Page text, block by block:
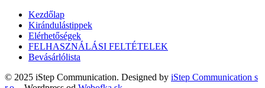
Kezdőlap
Kirándulástippek
Elérhetőségek
FELHASZNÁLÁSI FELTÉTELEK
Bevásárlólista
© 2025 iStep Communication. Designed by iStep Communication s